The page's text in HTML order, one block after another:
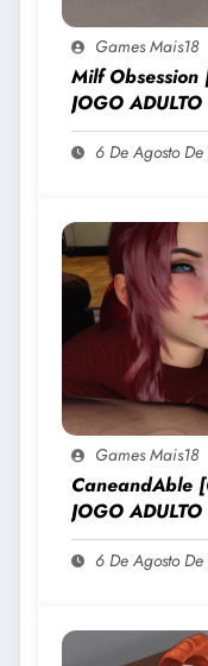
Games Mais18
Milf
JOGO
6 De Agosto
Games Mais18
CaneandAble
JOGO
6 De Agosto